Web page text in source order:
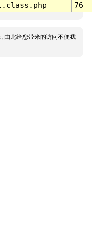
76
由此给您带来的访问不便我